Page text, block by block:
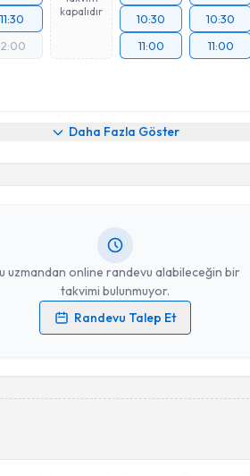
11:30
kapalıdır
10:30
11:00
10:30
11:00
Daha Fazla Göster
uzmandan online randevu alabileceğin bir
takvimi bulunmuyor.
Randevu Talep Et
Talebi
işlenmesine ilişkinAydınlatma Metni